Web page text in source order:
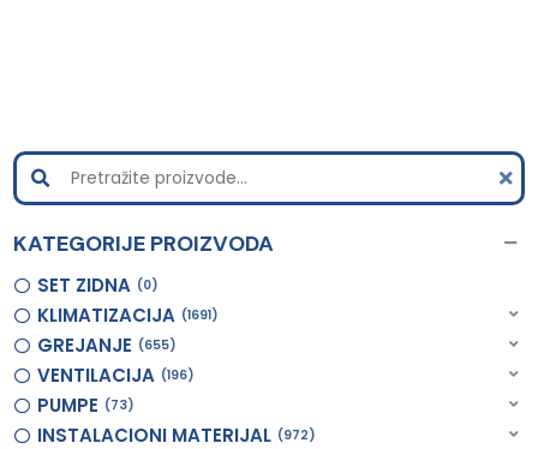
KATEGORIJE PROIZVODA
SET ZIDNA 0
KLIMATIZACIJA 1691
GREJANJE 655
VENTILACIJA 196
PUMPE 73
INSTALACIONI MATERIJAL 972